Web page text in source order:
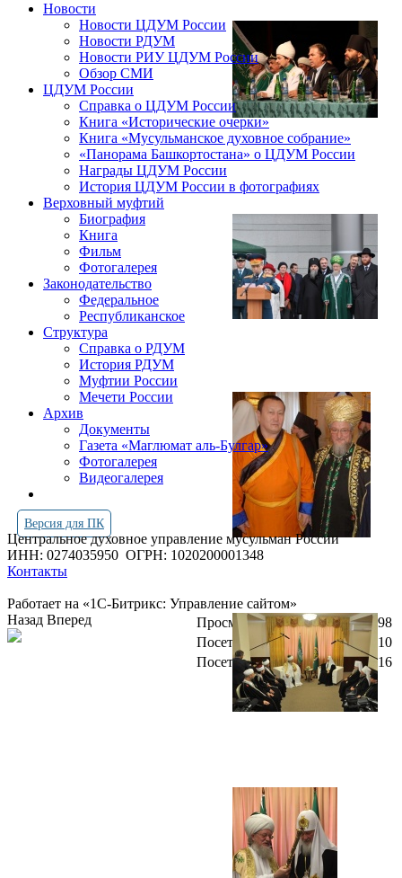
Новости
Новости ЦДУМ России
Новости РДУМ
Новости РИУ ЦДУМ России
Обзор СМИ
ЦДУМ России
Справка о ЦДУМ России
Книга «Исторические очерки»
Книга «Мусульманское духовное собрание»
«Панорама Башкортостана» о ЦДУМ России
Награды ЦДУМ России
История ЦДУМ России в фотографиях
Верховный муфтий
Биография
Книга
Фильм
Фотогалерея
Законодательство
Федеральное
Республиканское
Структура
Справка о РДУМ
История РДУМ
Муфтии России
Мечети России
Архив
Документы
Газета «Маглюмат аль-Булгар»
Фотогалерея
Видеогалерея
Версия для ПК
Центральное духовное управление мусульман России
ИНН: 0274035950 ОГРН: 1020200001348
Контакты
Работает на «1С-Битрикс: Управление сайтом»
Просмотров всего:
4267098
Посетителей сегодня:
2510
Посетителей в онлайн:
16
Назад Вперед